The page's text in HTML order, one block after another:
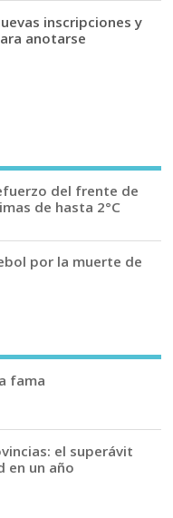
inscripciones y
anotarse
del frente de
de hasta 2°C
por la muerte de
fama
el superávit
en un año